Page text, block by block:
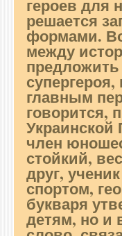
героев для
решается
формами.
между
супергероя,
главным
говорится,
Украинской
член
стойкий,
друг,
спортом,
букваря
детям, но и